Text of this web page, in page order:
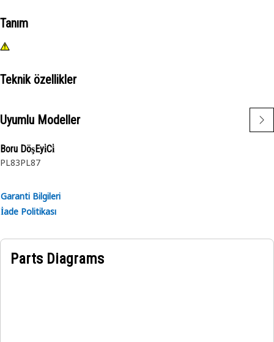
Tanım
Teknik özellikler
Uyumlu Modeller
Boru DöşEyi̇Ci̇
PL83PL87
Garanti Bilgileri
İade Politikası
Parts Diagrams